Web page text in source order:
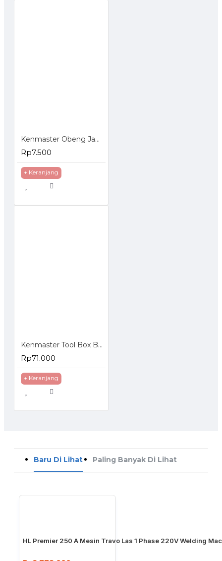
Kenmaster Obeng Jam 6 Pcs Mini Screwdriver Set 6Pcs
Rp7.500
+ Keranjang
Kenmaster Tool Box B400 Toolbox b 400 Kotak Perkakas Plastik
Rp71.000
+ Keranjang
Baru Di Lihat Paling Banyak Di Lihat
HL Premier 250 A Mesin Travo Las 1 Phase 220V Welding